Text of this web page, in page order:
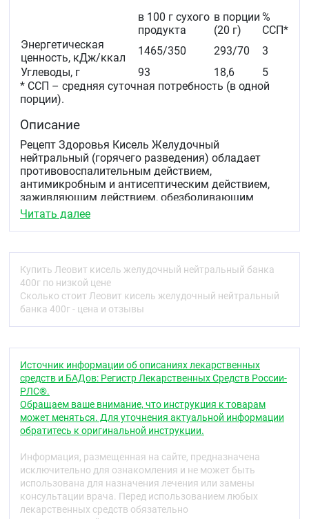
в 100 г сухого
продукта
в порции
(20 г)
%
ССП*
Энергетическая
ценность, кДж/ккал
1465/350 293/70
3
Углеводы, г
93 18,6
5
* ССП – средняя суточная потребность (в одной
порции).
Описание
Рецепт Здоровья Кисель Желудочный
нейтральный (горячего разведения) обладает
противовоспалительным действием,
антимикробным и антисептическим действием,
заживляющим действием, обезболивающим
действием, успокаивающим действием.
Зверобой – обладает общеукрепляющим,
глистогонным, вяжущим, мочегонным,
спазмолитическим и стимулирующим
регенерацию тканей действием. Применяют при
воспалительных заболеваниях верхних
дыхательных путей, желудочно-кишечного тракта
(гастрите, панкреатите, энтерите, колите),
воспалительных заболеваниях почек и
способности почек, задержке жидкости и
электролитов в организме.
Мята перечная – оказывает общеукрепляющее,
успокаивающее, болеутоляющее, антимикробное,
противовоспалительное, спазмолитическое,
ветрогонное, вяжущее, кровоостанавливающее,
желчегонное и антисептическое действие,
расслабляет гладкую мускулатуру внутренних
органов и усиливает секрецию пищеварительных
желез. Применяют как средство, возбуждающее
Читать далее
Купить Леовит кисель желудочный нейтральный банка
400г по низкой цене
Сколько стоит Леовит кисель желудочный нейтральный
банка 400г - цена и отзывы
Источник информации об описаниях лекарственных
средств и БАДов: Регистр Лекарственных Средств России-
РЛС®.
Обращаем ваше внимание, что инструкция к товарам
может меняться. Для уточнения актуальной информации
обратитесь к оригинальной инструкции.
Информация, размещенная на сайте, предназначена
исключительно для ознакомления и не может быть
использована для назначения лечения или замены
консультации врача. Перед использованием любых
лекарственных средств обязательно